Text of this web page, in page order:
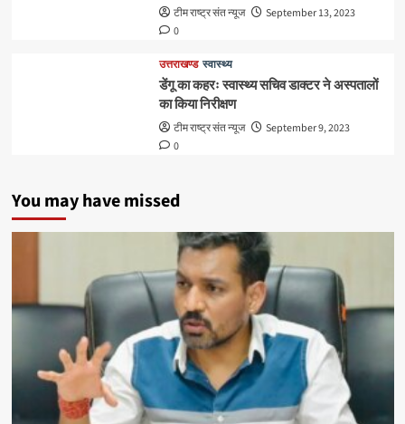
टीम राष्ट्र संत न्यूज
September 13, 2023
0
उत्तराखण्ड स्वास्थ्य
डेंगू का कहरः स्वास्थ्य सचिव डाक्टर ने अस्पतालों
का किया निरीक्षण
टीम राष्ट्र संत न्यूज
September 9, 2023
0
You may have missed